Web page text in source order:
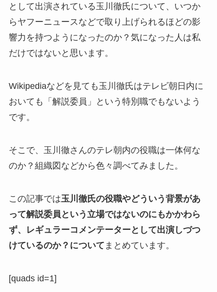
として出演されている玉川徹氏について、いつか
らヤフーニュースなどで取り上げられるほどの影
響力を持つようになったのか？気になった人は私
だけではないと思います。
Wikipediaなどを見ても玉川徹氏はテレビ朝日内に
おいても「解説委員」という特別職でもないよう
です。
そこで、玉川徹さんのテレ朝内の役職は一体何な
のか？組織図などから色々調べてみました。
この記事では玉川徹氏の役職やどういう背景があ
って解説委員という立場ではないのにもかかわら
ず、レギュラーコメンテーターとして出演しづつ
けているのか？について まとめています。
[quads id=1]